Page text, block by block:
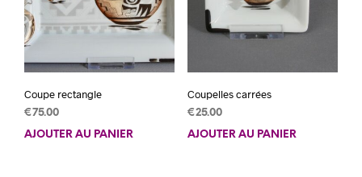
Coupe rectangle
€75.00
AJOUTER AU PANIER
Coupelles carrées
€25.00
AJOUTER AU PANIER